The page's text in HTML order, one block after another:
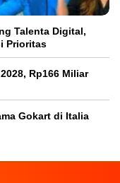
Talenta Digital,
Prioritas
Rp166 Miliar
Gokart di Italia